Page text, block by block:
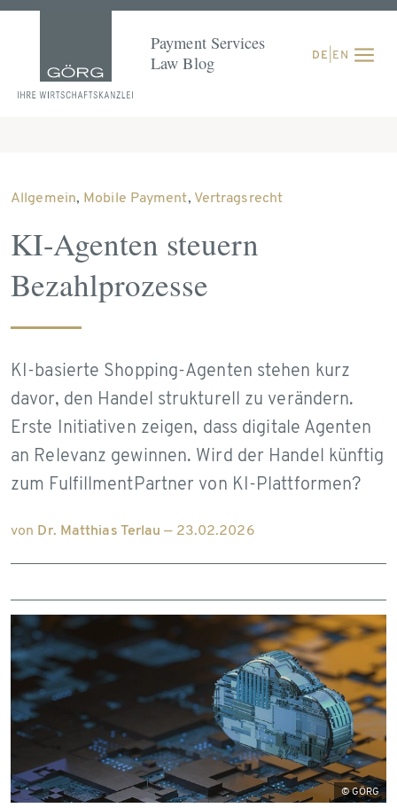
Payment Services
Law Blog
DE EN
Allgemein, Mobile Payment, Vertragsrecht
KI-Agenten steuern
Bezahlprozesse
KI-basierte Shopping-Agenten stehen kurz
davor, den Handel strukturell zu verändern.
Erste Initiativen zeigen, dass digitale Agenten
an Relevanz gewinnen. Wird der Handel künftig
zum FulfillmentPartner von KI-Plattformen?
von Dr. Matthias Terlau — 23.02.2026
© GÖRG